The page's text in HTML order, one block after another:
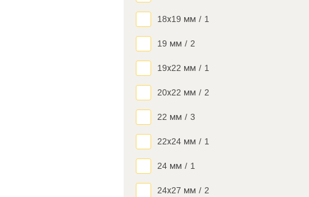
18х19 мм / 1
19 мм / 2
19х22 мм / 1
20х22 мм / 2
22 мм / 3
22х24 мм / 1
24 мм / 1
24х27 мм / 2